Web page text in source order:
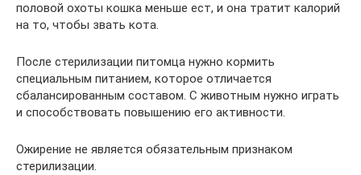
половой охоты кошка меньше ест, и она тратит калорий
на то, чтобы звать кота.
После стерилизации питомца нужно кормить
специальным питанием, которое отличается
сбалансированным составом. С животным нужно играть
и способствовать повышению его активности.
Ожирение не является обязательным признаком
стерилизации.